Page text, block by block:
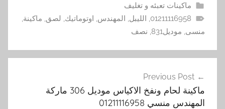
ماكينات تعبئه و تغليف
01211116958
, الليبل, المهندس, اوتوماتيك, لصق, ماكينة,
منسى, موديل831 , نصف
المقالات
Previous Post
ماكينة لحام ونفخ الاكياس موديل 306 ماركة
المهندس منسي 01211116958